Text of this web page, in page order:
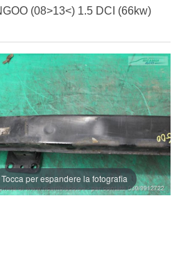
(08>13<) 1.5 DCI (66kw)
Tocca per espandere la fotografia